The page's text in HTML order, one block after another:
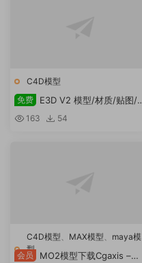
C4D模型
免费
E3D V2 模型/材质/贴图/
灯光包Video Copilot – Motion
163 54
C4D模型、 MAX模型、 maya模
型
会员
MO2模型下载Cgaxis –